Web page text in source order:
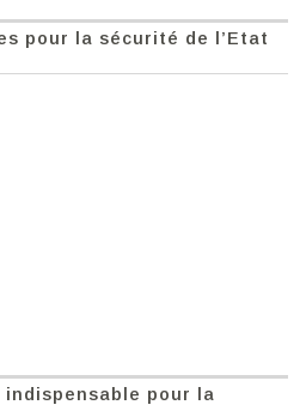
pour la sécurité de l’Etat
pour la